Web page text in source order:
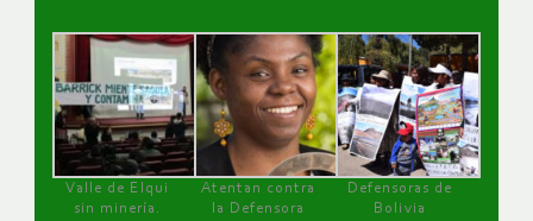
Valle de Elqui
sin minería.
Atentan contra
la Defensora
Defensoras de
Bolivia